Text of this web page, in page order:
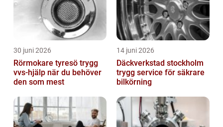
30 juni 2026
Rörmokare tyresö trygg
vvs-hjälp när du behöver
den som mest
14 juni 2026
Däckverkstad stockholm
trygg service för säkrare
bilkörning